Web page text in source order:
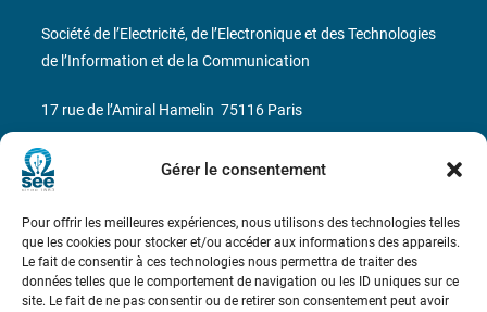
Gérer le consentement
Pour offrir les meilleures expériences, nous utilisons des technologies telles
que les cookies pour stocker et/ou accéder aux informations des appareils.
Le fait de consentir à ces technologies nous permettra de traiter des
données telles que le comportement de navigation ou les ID uniques sur ce
site. Le fait de ne pas consentir ou de retirer son consentement peut avoir
Société de l’Electricité, de l’Electronique et des Technologies
de l’Information et de la Communication
17 rue de l’Amiral Hamelin 75116 Paris
Métro : « Boissière » Ligne 6 et « Iéna » Ligne 9
N° de SIREN : 785 393 232, Code APE : 9412Z TVA intra-
communautaire : FR44 785 393 232